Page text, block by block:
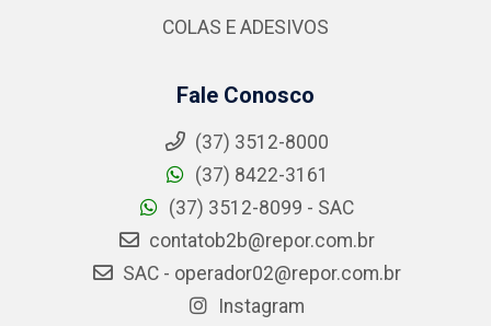
COLAS E ADESIVOS
Fale Conosco
(37) 3512-8000
(37) 8422-3161
(37) 3512-8099 - SAC
contatob2b@repor.com.br
SAC - operador02@repor.com.br
Instagram